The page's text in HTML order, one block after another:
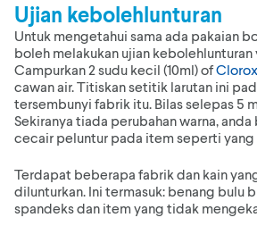
Ujian kebolehlunturan
Untuk mengetahui sama ada pakaian
boleh melakukan ujian kebolehlunturan
Campurkan 2 sudu kecil (10ml) of
cawan air. Titiskan setitik larutan ini
tersembunyi fabrik itu. Bilas selepas 5
Sekiranya tiada perubahan warna,
cecair peluntur pada item seperti
Terdapat beberapa fabrik dan kain
dilunturkan. Ini termasuk: benang bulu
spandeks dan item yang tidak